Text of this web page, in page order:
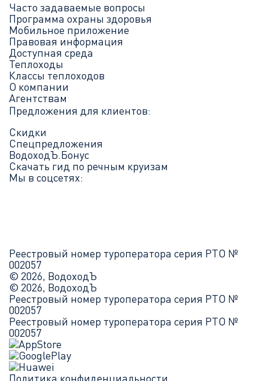
Часто задаваемые вопросы
Программа охраны здоровья
Мобильное приложение
Правовая информация
Доступная среда
Теплоходы
Классы теплоходов
О компании
Агентствам
Предложения для клиентов:
Скидки
Спецпредложения
ВодоходЪ.Бонус
Скачать гид по речным круизам
Мы в соцсетях:
Реестровый номер туроператора серия РТО №
002057
© 2026, ВодоходЪ
© 2026, ВодоходЪ
Реестровый номер туроператора серия РТО №
002057
Реестровый номер туроператора серия РТО №
002057
Политика конфиденциальности